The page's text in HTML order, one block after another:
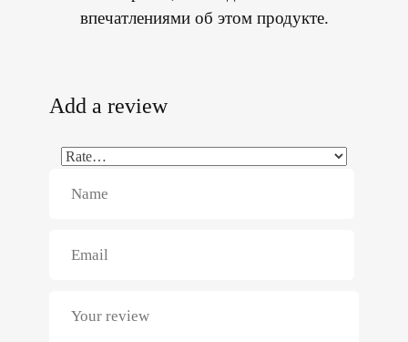
впечатлениями об этом продукте.
Add a review